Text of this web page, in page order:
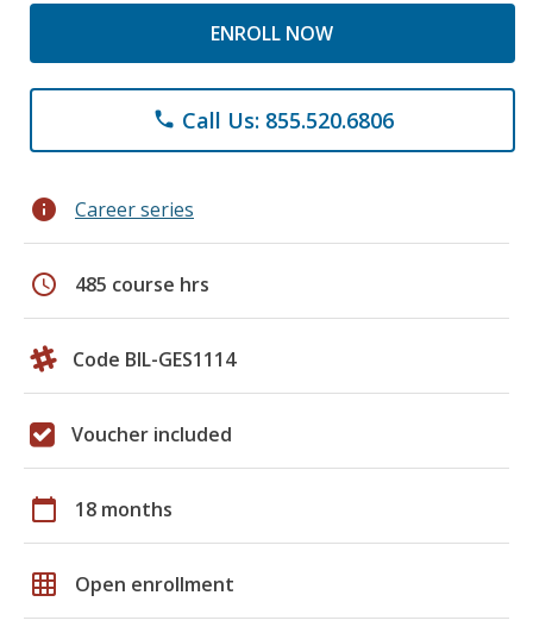
ENROLL NOW
phone Call Us: 855.520.6806
info Career series
schedule 485 course hrs
Code BIL-GES1114
Voucher included
calendar_today 18 months
grid_on Open enrollment